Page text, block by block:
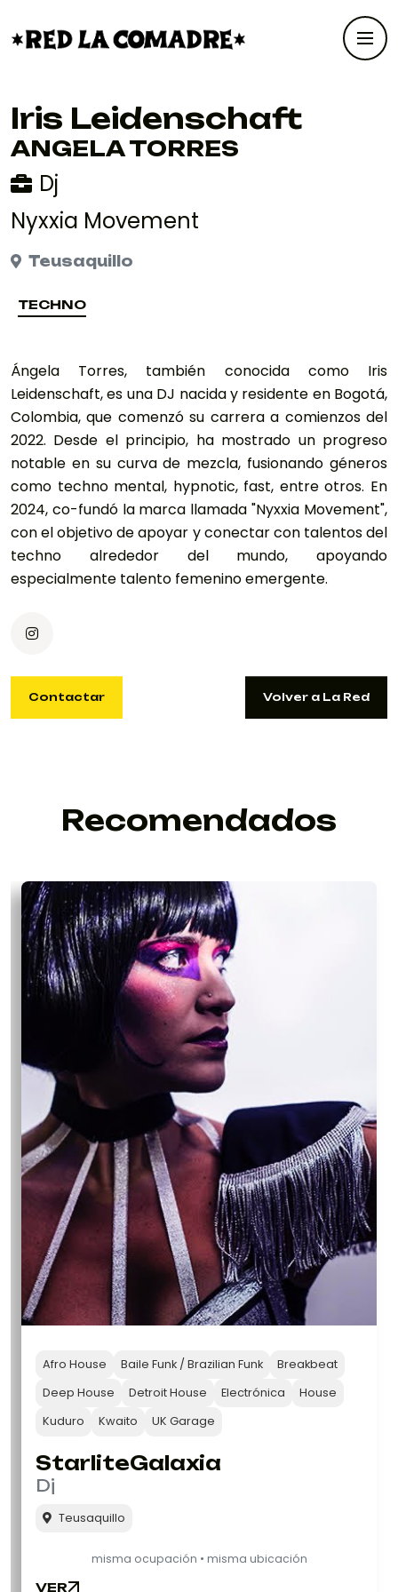
Iris Leidenschaft
ANGELA TORRES
Dj
Nyxxia Movement
Teusaquillo
TECHNO
TECHNO
Ángela Torres, también conocida como Iris
Leidenschaft, es una DJ nacida y residente en Bogotá,
Colombia, que comenzó su carrera a comienzos del
2022. Desde el principio, ha mostrado un progreso
notable en su curva de mezcla, fusionando géneros
como techno mental, hypnotic, fast, entre otros. En
2024, co-fundó la marca llamada "Nyxxia Movement",
con el objetivo de apoyar y conectar con talentos del
techno alrededor del mundo, apoyando
especialmente talento femenino emergente.
Contactar
Volver a La Red
Recomendados
Afro House Baile Funk / Brazilian Funk
Breakbeat
Deep House
Detroit House Electrónica
House
Kuduro
Kwaito UK Garage
StarliteGalaxia
Dj
Teusaquillo
misma ocupación • misma ubicación
VER